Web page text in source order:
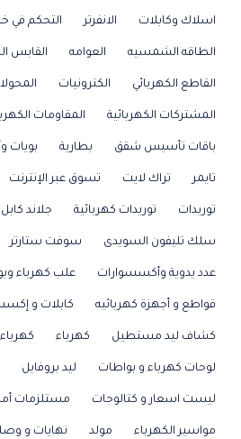
اسلاك وكابلات الانفرتر التحكم في
الطاقه الشمسيه العوامه القابس
القاطع الكهربائي الكترونيات
المشتركات الكهربائية المقاومات
باقات تأسيس شقق بطارية بويات
تايمر تراك لايت تسوق عبر الإنترنت
توريدات توريدات كهربائية جلاند كابل
سلك تليفون السويدى سوفت ستارتر
عدد يدوية وأكسسوارات علب كهرباء
قواطع و أجهزة كهربائيه كابلات و
كشاف ليد مستطيل كهرباء
لوحات كهرباء و بواطات ليد بروفايل
ليست اسعار و كتالوجات مستلزمات
مواسير الكهرباء مولد نهايات و